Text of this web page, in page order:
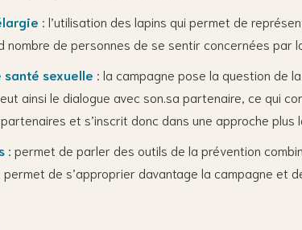
: l’utilisation des lapins qui permet de
nombre de personnes de se sentir concernées par
sexuelle : la campagne pose la question de
ainsi le dialogue avec son.sa partenaire, ce qui
et s’inscrit donc dans une approche plus
: permet de parler des outils de la prévention
de s’approprier davantage la campagne et